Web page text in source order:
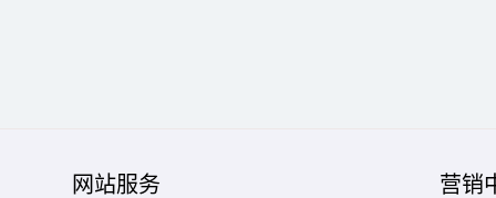
网站服务 营销